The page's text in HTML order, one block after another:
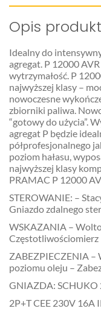
Opis
Idealny do
agregat. P 12000
wytrzymałość. P
najwyższej klasy –
nowoczesne
zbiorniki paliwa.
“gotowy do użycia”.
agregat P będzie
półprofesjonalnego
poziom hałasu,
najwyższej klasy
PRAMAC P 12000
STEROWANIE: –
Gniazdo zdalnego
WSKAZANIA –
Częstotliwościomierz
ZABEZPIECZENIA –
poziomu oleju –
GNIAZDA: SCHUKO
2P+T CEE 230V 16A